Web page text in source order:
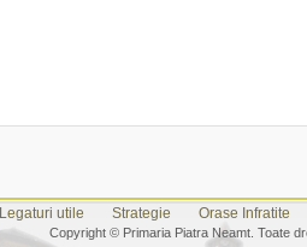
Legaturi utile Strategie Orase Infratite
Copyright © Primaria Piatra Neamt. Toate